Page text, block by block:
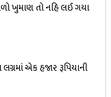
ખુમાણ તો નહિ લઈ ગયા
લગ્નમાં એક હજાર રૂપિયાની